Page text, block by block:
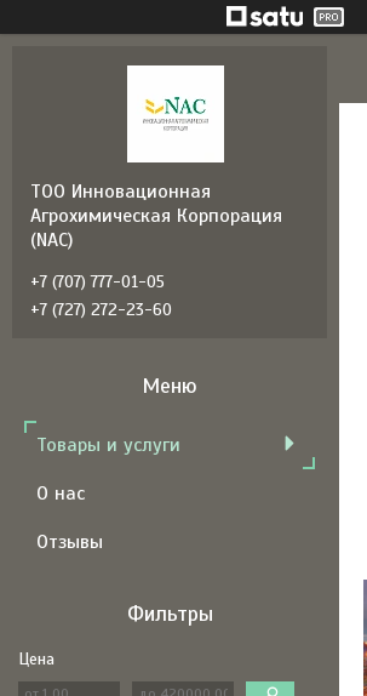
ТОО Инновационная
Агрохимическая Корпорация
(NAC)
+7 (707) 777-01-05
+7 (727) 272-23-60
Товары и услуги
О нас
Отзывы
Фильтры
Цена